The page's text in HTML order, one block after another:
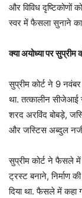
और विविध दृष्टिकोणों
स्वर में फैसला सुनाने का
क्या अयोध्या पर सुप्रीम
सुप्रीम कोर्ट ने 9
था. तत्कालीन सीजेआई
शरद अरविंद बोबड़े,
और जस्टिस अब्दुल
सुप्रीम कोर्ट ने फैसले में
ट्रस्ट बनाने, निर्माण
दिया था. फैसले में कहा